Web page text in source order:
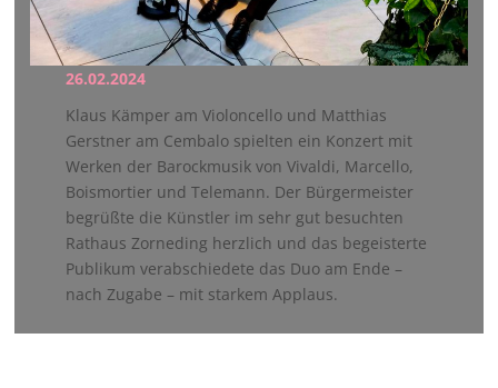
26.02.2024
Klaus Kämper am Violoncello und Matthias
Gerstner am Cembalo spielten ein Konzert mit
Werken der Barockmusik von Vivaldi, Marcello,
Boismortier und Telemann. Der Bürgermeister
begrüßte die Künstler im sehr gut besuchten
Rathaus Zorneding herzlich und das begeisterte
Publikum verabschiedete das Duo am Ende –
nach Zugabe – mit starkem Applaus.